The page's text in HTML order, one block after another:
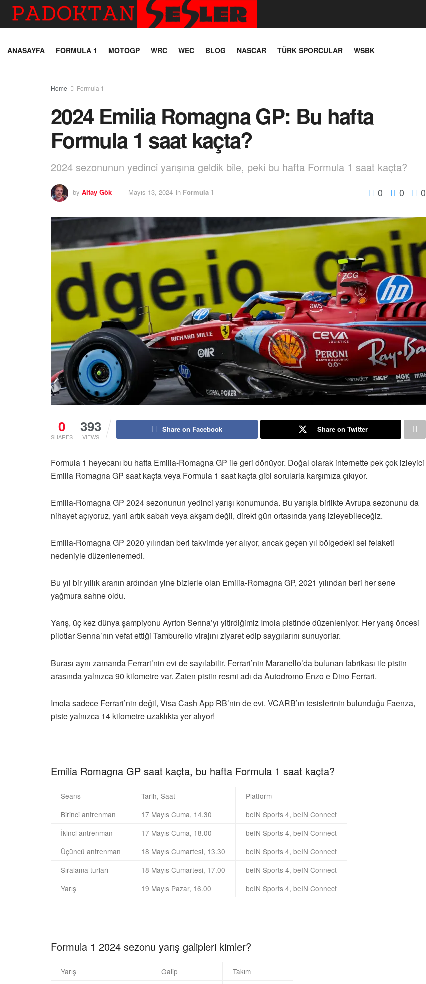
ANASAYFA FORMULA 1 MOTOGP WRC WEC BLOG NASCAR TÜRK SPORCULAR WSBK
Home Formula 1
2024 Emilia Romagna GP: Bu hafta
Formula 1 saat kaçta?
2024 sezonunun yedinci yarışına geldik bile, peki bu hafta Formula 1 saat kaçta?
by Altay Gök Mayıs 13, 2024 in Formula 1 0 0 0
0
SHARES
393
VIEWS
Share on Facebook Share on Twitter
Formula 1 heyecanı bu hafta Emilia-Romagna GP ile geri dönüyor. Doğal olarak internette pek çok izleyici
Emilia Romagna GP saat kaçta veya Formula 1 saat kaçta gibi sorularla karşımıza çıkıyor.
Emilia-Romagna GP 2024 sezonunun yedinci yarışı konumunda. Bu yarışla birlikte Avrupa sezonunu da
nihayet açıyoruz, yani artık sabah veya akşam değil, direkt gün ortasında yarış izleyebileceğiz.
Emilia-Romagna GP 2020 yılından beri takvimde yer alıyor, ancak geçen yıl bölgedeki sel felaketi
nedeniyle düzenlenemedi.
Bu yıl bir yıllık aranın ardından yine bizlerle olan Emilia-Romagna GP, 2021 yılından beri her sene
yağmura sahne oldu.
Yarış, üç kez dünya şampiyonu Ayrton Senna’yı yitirdiğimiz Imola pistinde düzenleniyor. Her yarış öncesi
pilotlar Senna’nın vefat ettiği Tamburello virajını ziyaret edip saygılarını sunuyorlar.
Burası aynı zamanda Ferrari’nin evi de sayılabilir. Ferrari’nin Maranello’da bulunan fabrikası ile pistin
arasında yalnızca 90 kilometre var. Zaten pistin resmi adı da Autodromo Enzo e Dino Ferrari.
Imola sadece Ferrari’nin değil, Visa Cash App RB’nin de evi. VCARB’ın tesislerinin bulunduğu Faenza,
piste yalnızca 14 kilometre uzaklıkta yer alıyor!
Emilia Romagna GP saat kaçta, bu hafta Formula 1 saat kaçta?
Seans Tarih, Saat
Platform
Birinci antrenman
17 Mayıs Cuma, 14.30
beIN Sports 4, beIN Connect
İkinci antrenman
17 Mayıs Cuma, 18.00
beIN Sports 4, beIN Connect
Üçüncü antrenman
18 Mayıs Cumartesi, 13.30
beIN Sports 4, beIN Connect
Sıralama turları
18 Mayıs Cumartesi, 17.00
beIN Sports 4, beIN Connect
Yarış
19 Mayıs Pazar, 16.00 beIN Sports 4, beIN Connect
Formula 1 2024 sezonu yarış galipleri kimler?
Yarış Galip
Takım